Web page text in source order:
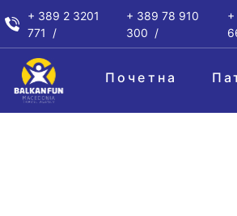
+ 389 2 3201
771
+ 389 78 910
300
Почетна